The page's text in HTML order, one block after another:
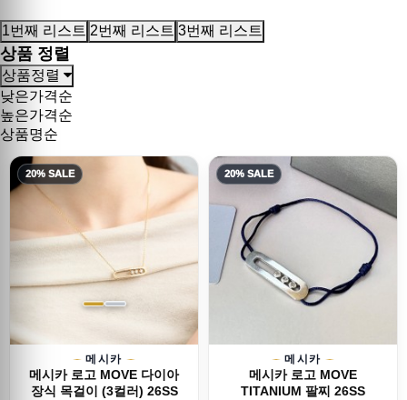
1번째 리스트 2번째 리스트 3번째 리스트
상품 정렬
상품정렬
낮은가격순
높은가격순
상품명순
20% SALE
메시카
메시카 로고 MOVE 다이아
장식 목걸이 (3컬러) 26SS
20% SALE
메시카
메시카 로고 MOVE
TITANIUM 팔찌 26SS